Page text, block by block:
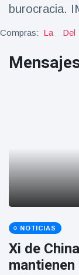
burocracia.
Compras: La Del
NOTICIAS
Xi de